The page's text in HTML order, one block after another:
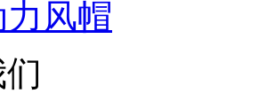
风帽